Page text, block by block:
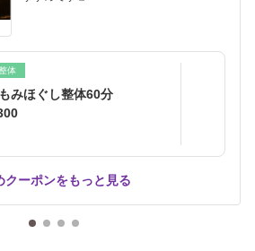
体
みほぐし整体60分
クーポンをもっと見る